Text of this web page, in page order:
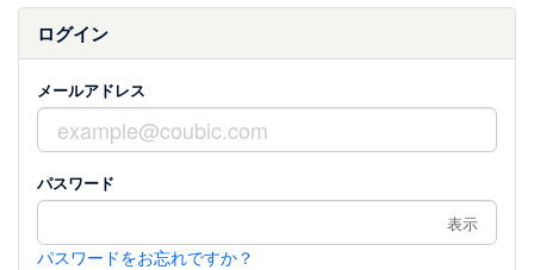
ログイン
メールアドレス
パスワード
表示
パスワードをお忘れですか？